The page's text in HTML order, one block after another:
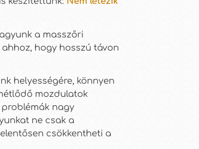
a masszőri
hogy hosszú távon
helyességére, könnyen
mozdulatok
nagy
ne csak a
csökkentheti a